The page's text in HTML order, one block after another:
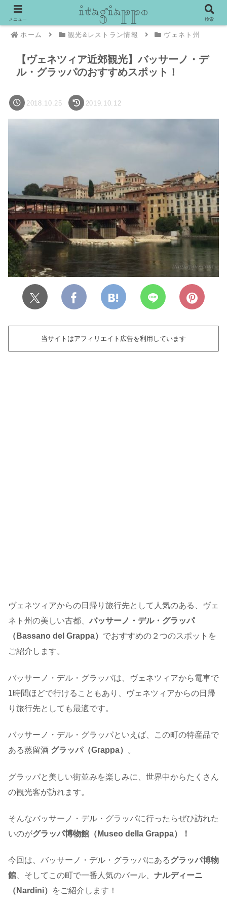
ホーム 観光&レストラン情報 ヴェネト州
【ヴェネツィア近郊観光】バッサーノ・デ
ル・グラッパのおすすめスポット！
2018.10.25 2019.10.12
当サイトはアフィリエイト広告を利用しています
ヴェネツィアからの日帰り旅行先として人気のある、ヴェ
ネト州の美しい古都、 バッサーノ・デル・グラッパ
（Bassano del Grappa） でおすすめの２つのスポットを
ご紹介します。
バッサーノ・デル・グラッパは、ヴェネツィアから電車で
1時間ほどで行けることもあり、ヴェネツィアからの日帰
り旅行先としても最適です。
バッサーノ・デル・グラッパといえば、この町の特産品で
ある蒸留酒 グラッパ（Grappa） 。
グラッパと美しい街並みを楽しみに、世界中からたくさん
の観光客が訪れます。
そんなバッサーノ・デル・グラッパに行ったらぜひ訪れた
いのがグラッパ博物館（Museo della Grappa）！
今回は、バッサーノ・デル・グラッパにあるグラッパ博物
館 、そしてこの町で一番人気のバール、 ナルディーニ
（Nardini）
をご紹介します！
メニュー 検索